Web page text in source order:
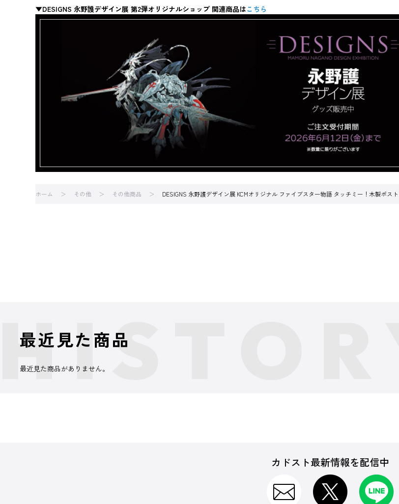
▼DESIGNS 永野護デザイン展 第2弾オリジナルショップ 関連商品はこちら
ホーム その他 その他商品 DESIGNS 永野護デザイン展 KCMオリジナル ファイブスター物語 タッチミー！木製ポスト
最近見た商品
最近見た商品がありません。
カドスト最新情報を配信中